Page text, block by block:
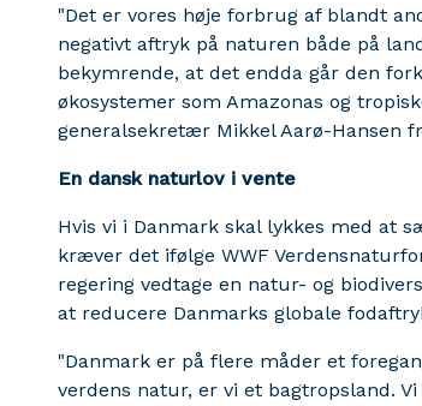
"Det er vores høje forbrug af blandt
negativt aftryk på naturen både på
bekymrende, at det endda går den
økosystemer som Amazonas og
generalsekretær Mikkel Aarø-Hansen
En dansk naturlov i vente
Hvis vi i Danmark skal lykkes med at
kræver det ifølge WWF
regering vedtage en natur- og
at reducere Danmarks globale
"Danmark er på flere måder et
verdens natur, er vi et bagtropsland.